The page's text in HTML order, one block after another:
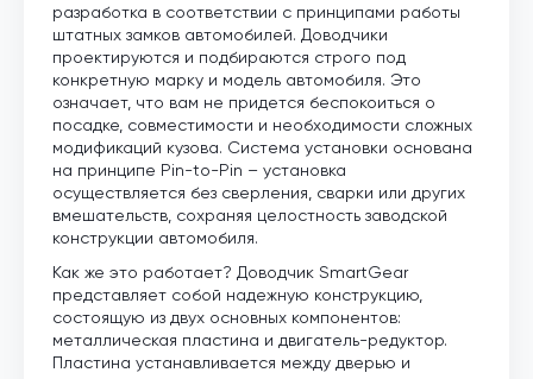
разработка в соответствии с принципами работы
штатных замков автомобилей. Доводчики
проектируются и подбираются строго под
конкретную марку и модель автомобиля. Это
означает, что вам не придется беспокоиться о
посадке, совместимости и необходимости сложных
модификаций кузова. Система установки основана
на принципе Pin-to-Pin – установка
осуществляется без сверления, сварки или других
вмешательств, сохраняя целостность заводской
конструкции автомобиля.
Как же это работает? Доводчик SmartGear
представляет собой надежную конструкцию,
состоящую из двух основных компонентов:
металлическая пластина и двигатель-редуктор.
Пластина устанавливается между дверью и